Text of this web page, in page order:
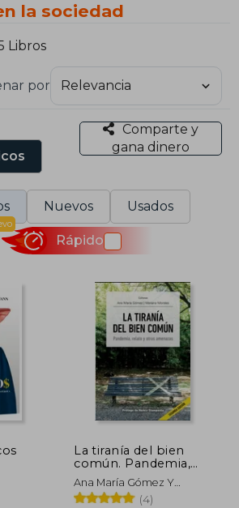
la sociedad
Libros
por
Comparte y
gana dinero
Nuevos Usados
Rápido
La tiranía del bien
común. Pandemia,
relato y otras
amenazas 2 edicion
Ana María Gómez Y
Mariana Morales (editoras),
(4)